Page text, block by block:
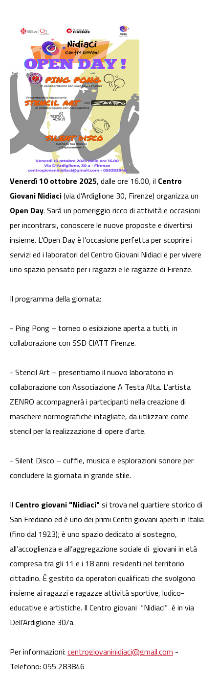
Venerdì 10 ottobre 2025, dalle ore 16.00, il Centro
Giovani Nidiaci(via d’Ardiglione 30, Firenze) organizza un
Open Day. Sarà un pomeriggio ricco di attività e occasioni
per incontrarsi, conoscere le nuove proposte e divertirsi
insieme. L’Open Day è l’occasione perfetta per scoprire i
servizi ed i laboratori del Centro Giovani Nidiaci e per vivere
uno spazio pensato per i ragazzi e le ragazze di Firenze.
Il programma della giornata:
- Ping Pong – torneo o esibizione aperta a tutti, in
collaborazione con SSD CIATT Firenze.
- Stencil Art – presentiamo il nuovo laboratorio in
collaborazione con Associazione A Testa Alta. L’artista
ZENRO accompagnerà i partecipanti nella creazione di
maschere normografiche intagliate, da utilizzare come
stencil per la realizzazione di opere d’arte.
- Silent Disco – cuffie, musica e esplorazioni sonore per
concludere la giornata in grande stile.
Il Centro giovani "Nidiaci" si trova nel quartiere storico di
San Frediano ed è uno dei primi Centri giovani aperti in Italia
(fino dal 1923); è uno spazio dedicato al sostegno,
all’accoglienza e all’aggregazione sociale di giovani in età
compresa tra gli 11 e i 18 anni residenti nel territorio
cittadino. È gestito da operatori qualificati che svolgono
insieme ai ragazzi e ragazze attività sportive, ludico-
educative e artistiche. Il Centro giovani “Nidiaci” è in via
Dell’Ardiglione 30/a.
Per informazioni: centrogiovaninidiaci@gmail.com -
Telefono: 055 283846